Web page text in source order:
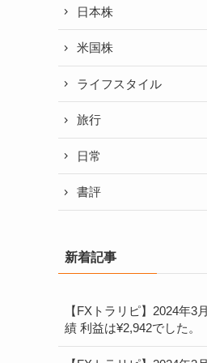
日本株
米国株
ライフスタイル
旅行
日常
書評
新着記事
【FXトラリピ】2024年3
績 利益は¥2,942でした。